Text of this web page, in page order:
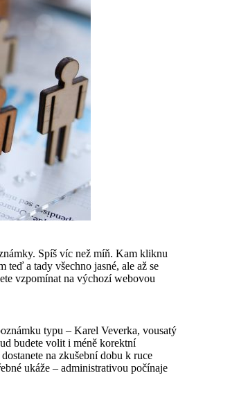
Spíš víc než míň. Kam kliknu
teď a tady všechno jasné, ale až se
vzpomínat na výchozí webovou
typu – Karel Veverka, vousatý
budete volit i méně korektní
na zkušební dobu k ruce
ukáže – administrativou počínaje